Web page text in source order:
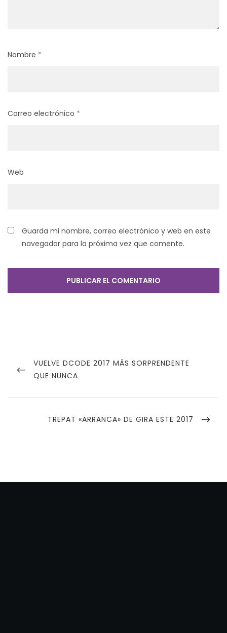
Nombre *
Correo electrónico *
Web
Guarda mi nombre, correo electrónico y web en este
navegador para la próxima vez que comente.
de
entradas
PREVIOUS
POST
VUELVE DCODE 2017 MÁS SORPRENDENTE
QUE NUNCA
NEXT
TREPAT «ARRANCA» DE GIRA ESTE 2017